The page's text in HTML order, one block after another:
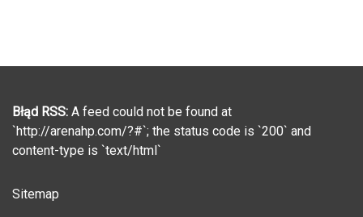
Błąd RSS: A feed could not be found at
`http://arenahp.com/?#`; the status code is `200` and
content-type is `text/html`
Sitemap